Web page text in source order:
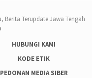
HUBUNGI KAMI
KODE ETIK
PEDOMAN MEDIA SIBER